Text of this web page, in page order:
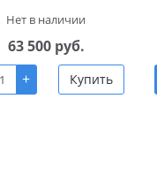
Нет в наличии
63 500 руб.
+ Купить